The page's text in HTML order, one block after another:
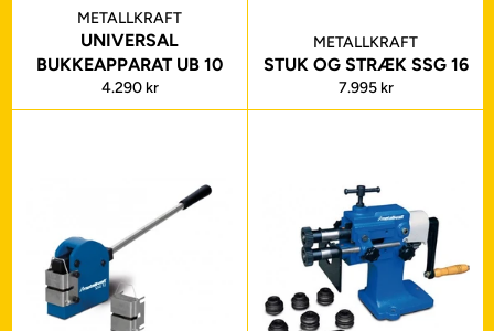
METALLKRAFT
UNIVERSAL
BUKKEAPPARAT UB 10
Normalpris
4.290 kr
METALLKRAFT
STUK OG STRÆK SSG 16
Normalpris
7.995 kr